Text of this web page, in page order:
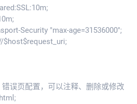
Security "max-age=31536000";
错误页配置，可以注释、删除或修改